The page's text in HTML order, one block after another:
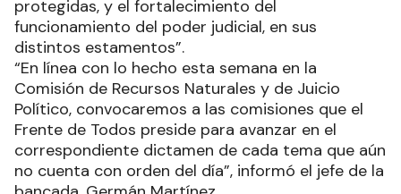
protegidas, y el fortalecimiento del
funcionamiento del poder judicial, en sus
distintos estamentos”.
“En línea con lo hecho esta semana en la
Comisión de Recursos Naturales y de Juicio
Político, convocaremos a las comisiones que el
Frente de Todos preside para avanzar en el
correspondiente dictamen de cada tema que aún
no cuenta con orden del día”, informó el jefe de la